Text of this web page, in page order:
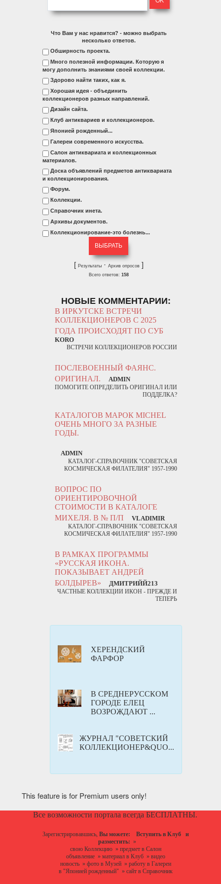
Что Вам у нас нравится? - можно выбрать
несколько ответов.
Обширность проекта.
Много полезной информации. Которую я
могу дополнить знаниями своей коллекции.
Здорово найти таких, как я.
Хорошая идея - объединить
коллекционеров разных направлений.
Дизайн сайта.
Клуб антиквариев и коллекционеров.
Японией рожденный...
Галереи современного искусства.
Салон антиквариата и коллекционных
материалов.
Доска объявлений предметов антиквариата
и коллекционирования.
Форум.
Коллекции.
Справочник инета.
Архивы документов.
Коллекционирование-это болезнь...
[ Результаты· Архив опросов]
Всего ответов: 158
НОВЫЕ КОММЕНТАРИИ:
В ИРКУТСКЕ ВСТРЕЧИ
КОЛЛЕКЦИОНЕРОВ С 2025
ГОДА ПРОИСХОДЯТ ПО СУБ
KORO
ВСТРЕЧИ КОЛЛЕКЦИОНЕРОВ РОССИИ
ПОСЛЕВОЕННЫЙ ФАЯНС.
ОРИГИНАЛ.
ADMIN
ПОМОГИТЕ ОПРЕДЕЛИТЬ ОРИГИНАЛ ИЛИ
ПОДДЕЛКА?
КАТАЛОГОВ МАРОК MICHEL
ОЧЕНЬ МНОГО ЗА РАЗНЫЕ
ГОДЫ.
ADMIN
КАТАЛОГ-СПРАВОЧНИК "СОВЕТСКАЯ
КОСМИЧЕСКАЯ ФИЛАТЕЛИЯ" 1957-1990
ВОПРОС ПО
ОРИЕНТИРОВОЧНОЙ
СТОИМОСТИ В КАТАЛОГЕ
МИХЕЛЯ. В № П/П
VLADIMIR
КАТАЛОГ-СПРАВОЧНИК "СОВЕТСКАЯ
КОСМИЧЕСКАЯ ФИЛАТЕЛИЯ" 1957-1990
В РАМКАХ ПРОГРАММЫ
«РУССКАЯ ИКОНА.
ПОКАЗЫВАЕТ АНДРЕЙ
БОЛДЫРЕВ»
ДМИТРИЙЙ213
ЧАСТНЫЕ КОЛЛЕКЦИИ ИКОН - ПРЕЖДЕ И
ТЕПЕРЬ
ХЕРЕНДСКИЙ
ФАРФОР
В СРЕДНЕРУССКОМ
ГОРОДЕ ЕЛЕЦ
ВОЗРОЖДАЮТ ...
ЖУРНАЛ "СОВЕТСКИЙ
КОЛЛЕКЦИОНЕР&QUO...
This feature is for Premium users only!
Все возможности портала всегда БЕСПЛАТНЫ.
Зарегистрировавшись, Вы можете: Вступить в Клуб
и
разместить: »
свою Коллекцию» предмет в Салон
объявление» материал в Клуб» видео
новость» фото в Музей» работу в Галереи
в "Японией рожденный" » сайт в Справочник